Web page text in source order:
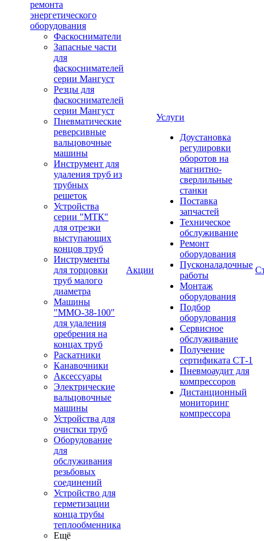
ремонта
энергетического
оборудования
Фаскосниматели
Запасные части
для
фаскоснимателей
серии Мангуст
Резцы для
фаскоснимателей
серии Мангуст
Пневматические
реверсивные
вальцовочные
машины
Инструмент для
удаления труб из
трубных
решеток
Устройства
серии "МТК"
для отрезки
выступающих
концов труб
Инструменты
для торцовки
труб малого
диаметра
Машины
"ММО-38-100"
для удаления
оребрения на
концах труб
Раскатники
Канавочники
Аксессуары
Электрические
вальцовочные
машины
Устройства для
очистки труб
Оборудование
для
обслуживания
резьбовых
соединений
Устройство для
герметизации
конца трубы
теплообменника
Ещё
Акции
Услуги
Доустановка
регулировки
оборотов на
магнитно-
сверлильные
станки
Поставка
запчастей
Техническое
обслуживание
Ремонт
оборудования
Пусконаладочные
работы
Монтаж
оборудования
Подбор
оборудования
Сервисное
обслуживание
Получение
сертификата СТ-1
Пневмоаудит для
компрессоров
Дистанционный
мониторинг
компрессора